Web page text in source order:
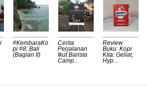
#KembaraKo
pi #8: Bali
(Bagian II)
Cerita
Perjalanan
Ikut Barista
Camp...
Review
Buku: Kopi
Kita: Geliat,
Hyp...